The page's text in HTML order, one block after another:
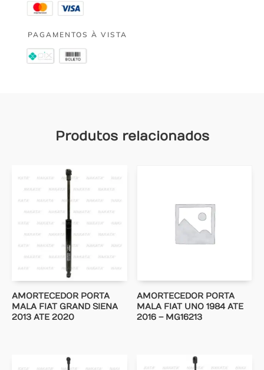
PAGAMENTOS À VISTA
Produtos relacionados
AMORTECEDOR PORTA
MALA FIAT GRAND SIENA
2013 ATE 2020
AMORTECEDOR PORTA
MALA FIAT UNO 1984 ATE
2016 – MG16213